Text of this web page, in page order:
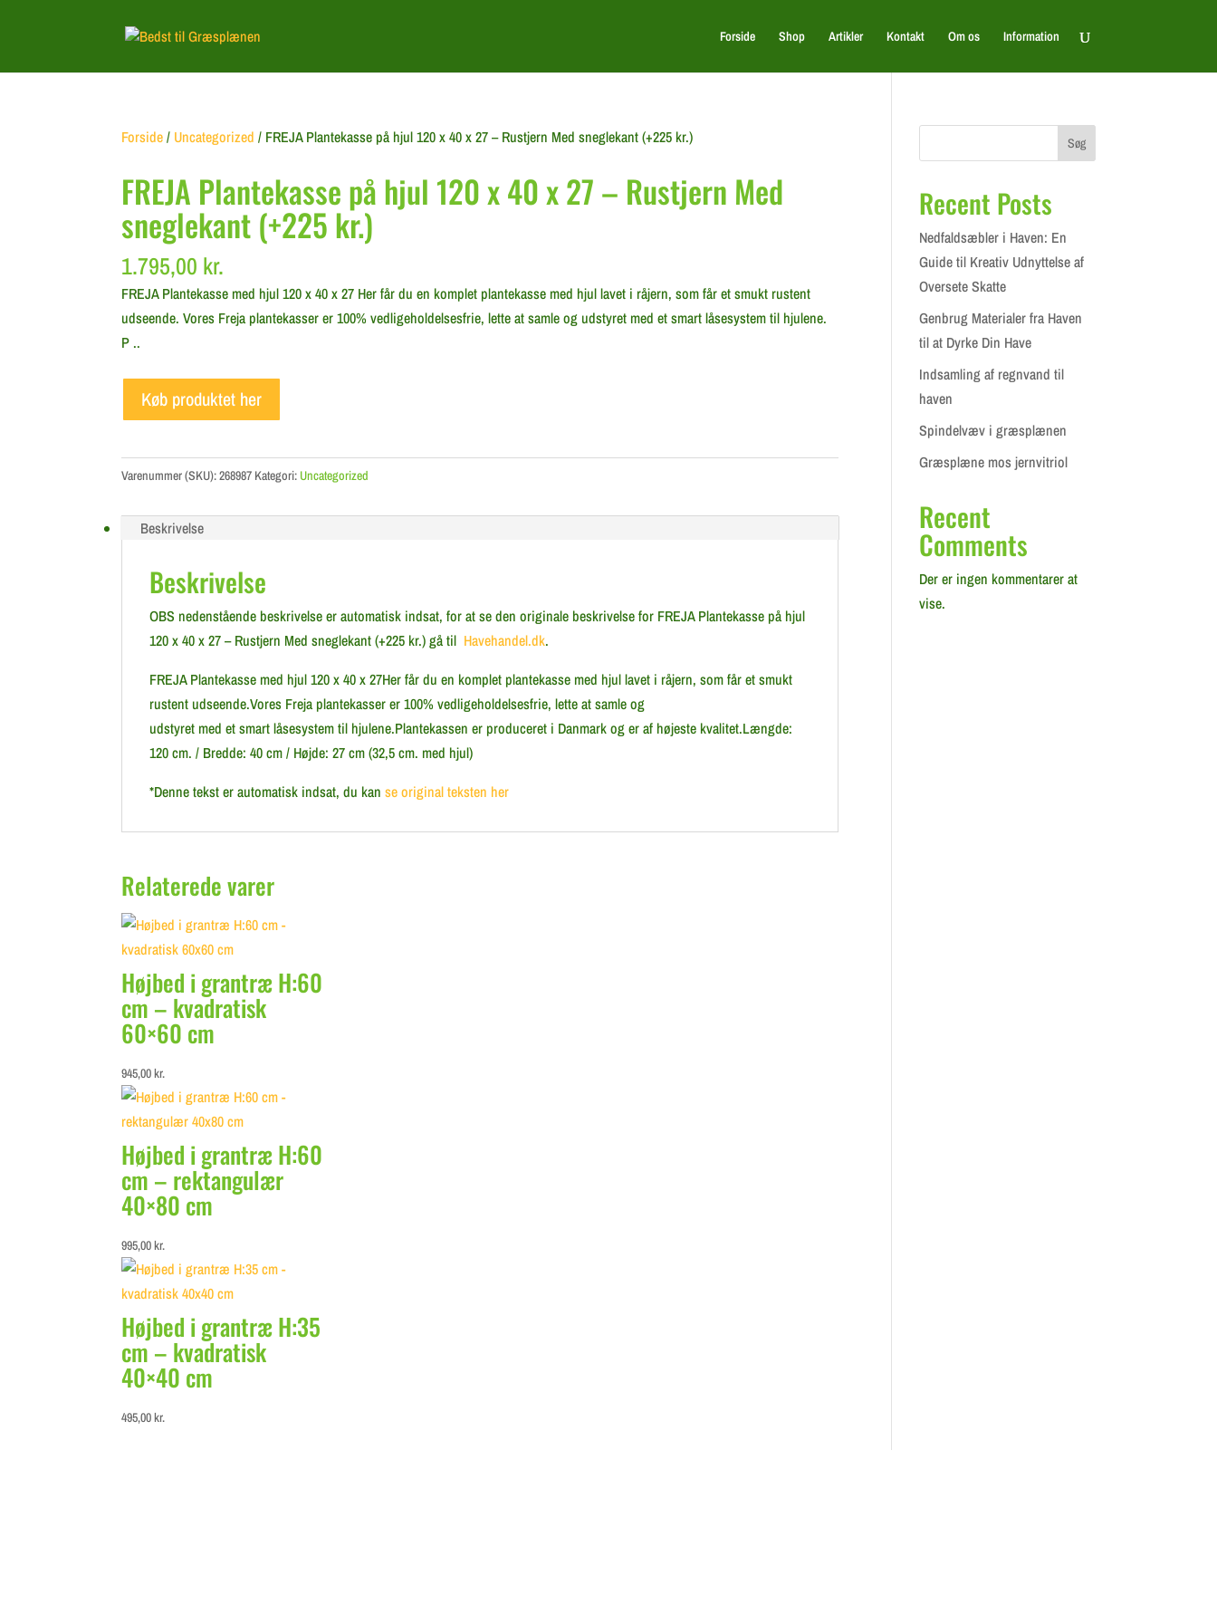
Forside Shop Artikler Kontakt Om os Information
Forside/ Uncategorized / FREJA Plantekasse på hjul 120 x 40 x 27 – Rustjern Med sneglekant (+225 kr.)
FREJA Plantekasse på hjul 120 x 40 x 27 – Rustjern Med
sneglekant (+225 kr.)
1.795,00 kr.
FREJA Plantekasse med hjul 120 x 40 x 27 Her får du en komplet plantekasse med hjul lavet i råjern, som får et smukt rustent
udseende. Vores Freja plantekasser er 100% vedligeholdelsesfrie, lette at samle og udstyret med et smart låsesystem til hjulene.
P ..
Køb produktet her
Varenummer (SKU):268987 Kategori: Uncategorized
Beskrivelse
Beskrivelse
OBS nedenstående beskrivelse er automatisk indsat, for at se den originale beskrivelse for FREJA Plantekasse på hjul
120 x 40 x 27 – Rustjern Med sneglekant (+225 kr.) gå til Havehandel.dk.
FREJA Plantekasse med hjul 120 x 40 x 27Her får du en komplet plantekasse med hjul lavet i råjern, som får et smukt
rustent udseende.Vores Freja plantekasser er 100% vedligeholdelsesfrie, lette at samle og
udstyret med et smart låsesystem til hjulene.Plantekassen er produceret i Danmark og er af højeste kvalitet.Længde:
120 cm. / Bredde: 40 cm / Højde: 27 cm (32,5 cm. med hjul)
*Denne tekst er automatisk indsat, du kanse original teksten her
Relaterede varer
Højbed i grantræ H:60
cm – kvadratisk
60×60 cm
945,00kr.
Højbed i grantræ H:60
cm – rektangulær
40×80 cm
995,00kr.
Højbed i grantræ H:35
cm – kvadratisk
40×40 cm
495,00kr.
Søg
Recent Posts
Nedfaldsæbler i Haven: En
Guide til Kreativ Udnyttelse af
Oversete Skatte
Genbrug Materialer fra Haven
til at Dyrke Din Have
Indsamling af regnvand til
haven
Spindelvæv i græsplænen
Græsplæne mos jernvitriol
Recent
Comments
Der er ingen kommentarer at
vise.